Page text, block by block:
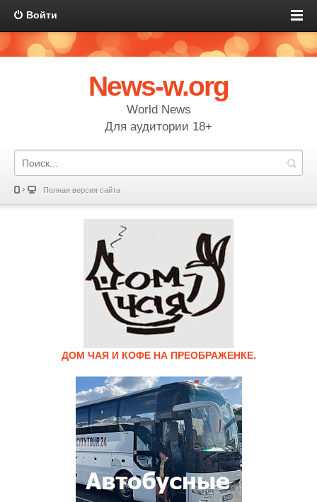
Войти
News-w.org
World News
Для аудитории 18+
Полная версия сайта
ДОМ ЧАЯ И КОФЕ НА ПРЕОБРАЖЕНКЕ.